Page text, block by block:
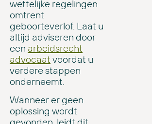
wettelijke regelingen
omtrent
geboorteverlof. Laat u
altijd adviseren door
een arbeidsrecht
advocaat voordat u
verdere stappen
onderneemt.
Wanneer er geen
oplossing wordt